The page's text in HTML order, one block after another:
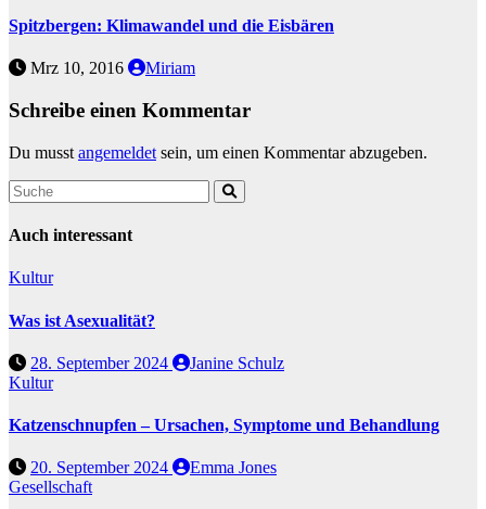
Spitzbergen: Klimawandel und die Eisbären
Mrz 10, 2016 Miriam
Schreibe einen Kommentar
Du musst angemeldet sein, um einen Kommentar abzugeben.
Auch interessant
Kultur
Was ist Asexualität?
28. September 2024
Janine Schulz
Kultur
Katzenschnupfen – Ursachen, Symptome und Behandlung
20. September 2024
Emma Jones
Gesellschaft